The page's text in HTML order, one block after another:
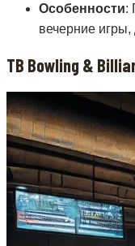
Особенности:
вечерние
TB Bowling &